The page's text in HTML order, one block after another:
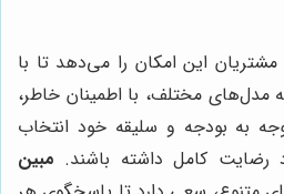
مشتریان این امکان را می‌دهد تا با
مدل‌های مختلف، با اطمینان خاطر،
به بودجه و سلیقه خود انتخاب
رضایت کامل داشته باشند. مبین